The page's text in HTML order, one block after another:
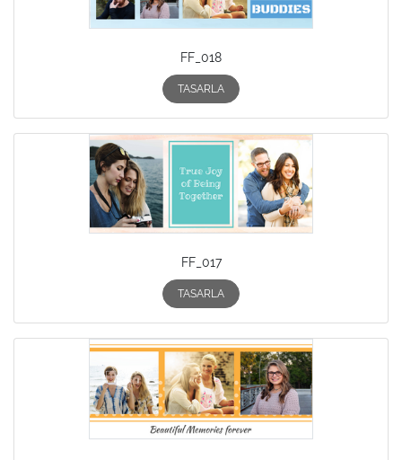
FF_018
TASARLA
FF_017
TASARLA